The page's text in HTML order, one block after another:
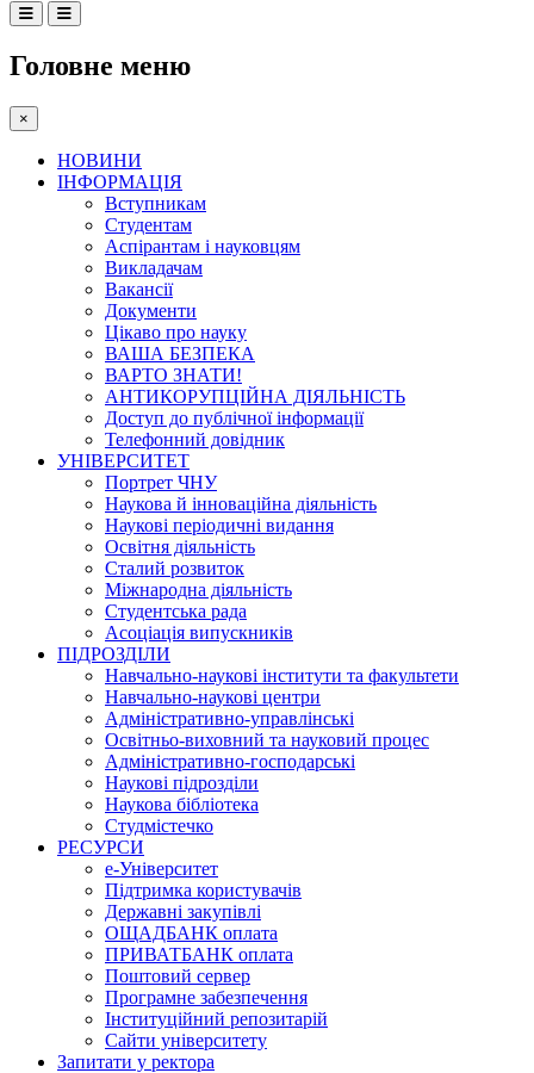
Головне меню
×
НОВИНИ
ІНФОРМАЦІЯ
Вступникам
Студентам
Аспірантам і науковцям
Викладачам
Вакансії
Документи
Цікаво про науку
ВАША БЕЗПЕКА
ВАРТО ЗНАТИ!
АНТИКОРУПЦІЙНА ДІЯЛЬНІСТЬ
Доступ до публічної інформації
Телефонний довідник
УНІВЕРСИТЕТ
Портрет ЧНУ
Наукова й інноваційна діяльність
Наукові періодичні видання
Освітня діяльність
Сталий розвиток
Міжнародна діяльність
Студентська рада
Асоціація випускників
ПІДРОЗДІЛИ
Навчально-наукові інститути та факультети
Навчально-наукові центри
Адміністративно-управлінські
Освітньо-виховний та науковий процес
Адміністративно-господарські
Наукові підрозділи
Наукова бібліотека
Студмістечко
РЕСУРСИ
е-Університет
Підтримка користувачів
Державні закупівлі
ОЩАДБАНК оплата
ПРИВАТБАНК оплата
Поштовий сервер
Програмне забезпечення
Інституційний репозитарій
Сайти університету
Запитати у ректора